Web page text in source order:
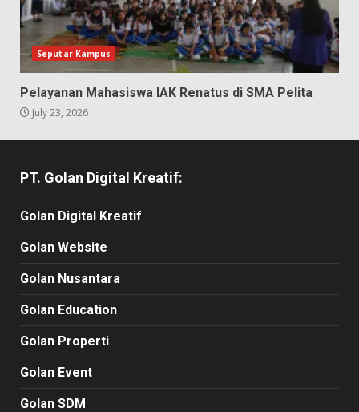
Seputar Kampus
Pelayanan Mahasiswa IAK Renatus di SMA Pelita
July 23, 2026
PT. Golan Digital Kreatif:
Golan Digital Kreatif
Golan Website
Golan Nusantara
Golan Education
Golan Properti
Golan Event
Golan SDM